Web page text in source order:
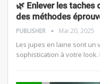
🌿 Enlever les taches
des méthodes
PUBLISHER Mai 20, 2025
Les jupes en laine sont un
sophistication à votre